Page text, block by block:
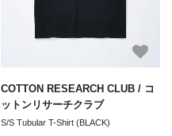
COTTON RESEARCH CLUB / コ
ットンリサーチクラブ
S/S Tubular T-Shirt (BLACK)